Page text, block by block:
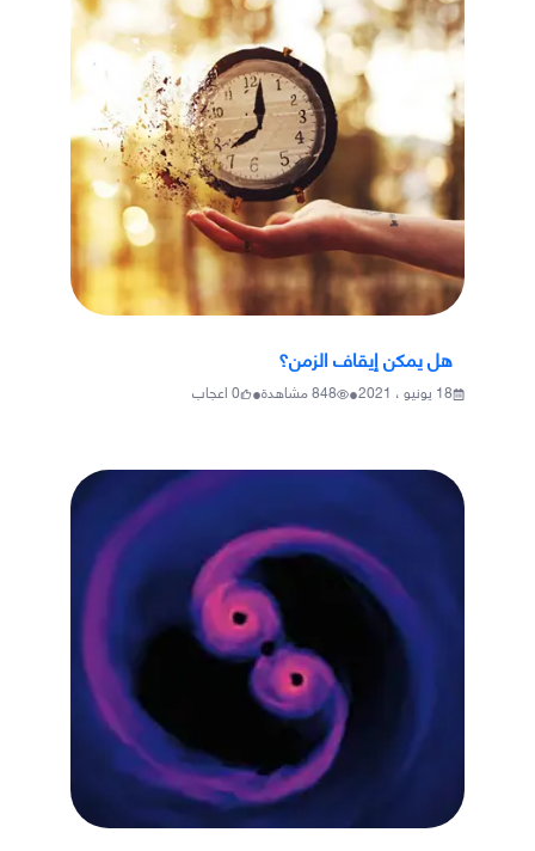
هل يمكن إيقاف الزمن؟
18 يونيو ، 2021 •
848مشاهدة•
0اعجاب